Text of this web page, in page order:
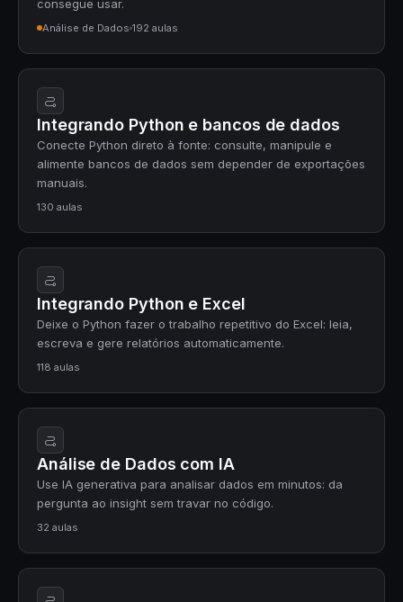
consegue usar.
Análise de Dados 192 aulas
Integrando Python e bancos de dados
Conecte Python direto à fonte: consulte, manipule e
alimente bancos de dados sem depender de exportações
manuais.
130 aulas
Integrando Python e Excel
Deixe o Python fazer o trabalho repetitivo do Excel: leia,
escreva e gere relatórios automaticamente.
118 aulas
Análise de Dados com IA
Use IA generativa para analisar dados em minutos: da
pergunta ao insight sem travar no código.
32 aulas